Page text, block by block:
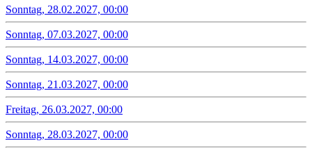
Sonntag, 28.02.2027, 00:00
Sonntag, 07.03.2027, 00:00
Sonntag, 14.03.2027, 00:00
Sonntag, 21.03.2027, 00:00
Freitag, 26.03.2027, 00:00
Sonntag, 28.03.2027, 00:00